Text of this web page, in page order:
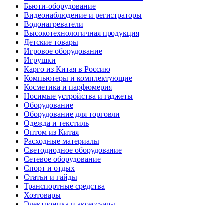
Бьюти-оборудование
Видеонаблюдение и регистраторы
Водонагреватели
Высокотехнологичная продукция
Детские товары
Игровое оборудование
Игрушки
Карго из Китая в Россию
Компьютеры и комплектующие
Косметика и парфюмерия
Носимые устройства и гаджеты
Оборудование
Оборудование для торговли
Одежда и текстиль
Оптом из Китая
Расходные материалы
Светодиодное оборудование
Сетевое оборудование
Спорт и отдых
Статьи и гайды
Транспортные средства
Хозтовары